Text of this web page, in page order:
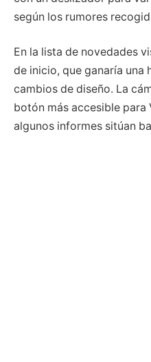
según los rumores
En la lista de novedades
de inicio, que ganaría una
cambios de diseño. La
botón más accesible para
algunos informes sitúan